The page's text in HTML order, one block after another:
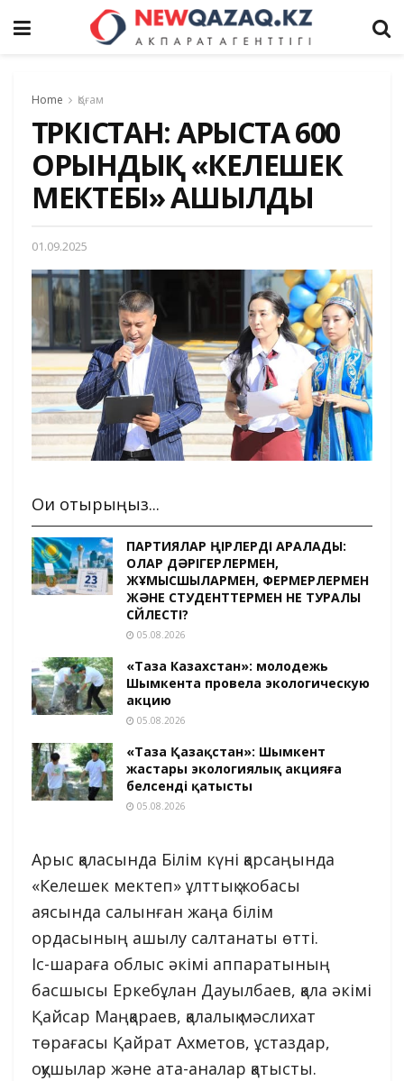
Home Қоғам
ТҮРКІСТАН: АРЫСТА 600
ОРЫНДЫҚ «КЕЛЕШЕК
МЕКТЕБІ» АШЫЛДЫ
01.09.2025
Оқи отырыңыз...
ПАРТИЯЛАР ӨҢІРЛЕРДІ АРАЛАДЫ:
ОЛАР ДӘРІГЕРЛЕРМЕН,
ЖҰМЫСШЫЛАРМЕН, ФЕРМЕРЛЕРМЕН
ЖӘНЕ СТУДЕНТТЕРМЕН НЕ ТУРАЛЫ
СӨЙЛЕСТІ?
05.08.2026
«Таза Казахстан»: молодежь
Шымкента провела экологическую
акцию
05.08.2026
«Таза Қазақстан»: Шымкент
жастары экологиялық акцияға
белсенді қатысты
05.08.2026
Арыс қаласында Білім күні қарсаңында
«Келешек мектеп» ұлттық жобасы
аясында салынған жаңа білім
ордасының ашылу салтанаты өтті.
Іс-шараға облыс әкімі аппаратының
басшысы Еркебұлан Дауылбаев, қала әкімі
Қайсар Маңқараев, қалалық мәслихат
төрағасы Қайрат Ахметов, ұстаздар,
оқушылар және ата-аналар қатысты.